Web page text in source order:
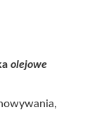
olejowe